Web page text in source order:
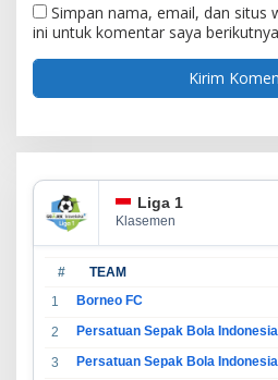
Simpan nama, email, dan situs
ini untuk komentar saya
Liga 1
Klasemen
# TEAM
1 Borneo FC
2
3